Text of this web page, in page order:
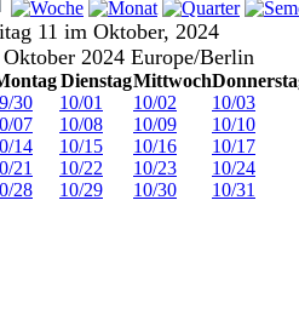
11 im Oktober, 2024
Oktober 2024 Europe/Berlin
DienstagMittwoch
30 10/01 10/02
10/03
07 10/08 10/09
10/10
14 10/15 10/16
10/17
21 10/22 10/23
10/24
28 10/29 10/30 10/31